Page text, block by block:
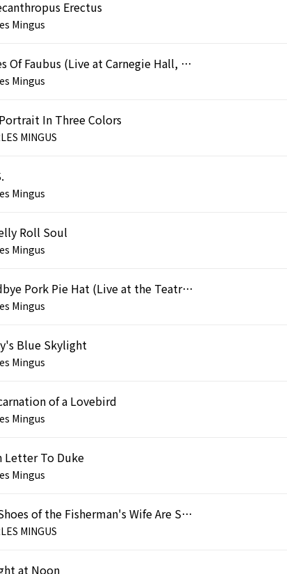
Erectus
Mingus
Fables Of Faubus (Live at Carnegie Hall, New York, NY, January 19, 1974)
Mingus
In Three Colors
MINGUS
Mingus
Roll Soul
Mingus
Goodbye Pork Pie Hat (Live at the Teatro Coliseo in Buenos Aires, Argentina, June 2, 1977)
Mingus
Blue Skylight
Mingus
of a Lovebird
Mingus
Letter To Duke
Mingus
The Shoes of the Fisherman's Wife Are Some Jive Ass Slippers
MINGUS
at Noon